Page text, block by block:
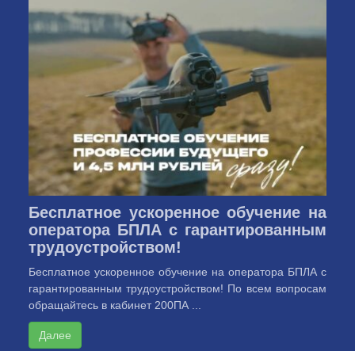
Бесплатное ускоренное обучение на
оператора БПЛА с гарантированным
трудоустройством!
Бесплатное ускоренное обучение на оператора БПЛА с
гарантированным трудоустройством! По всем вопросам
обращайтесь в кабинет 200ПА ...
Далее